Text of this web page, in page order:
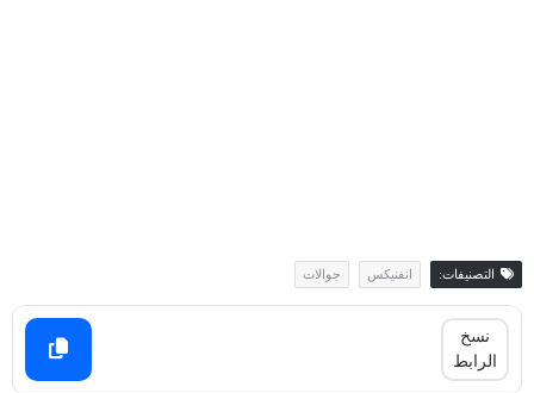
التصنيفات: انفنيكس جوالات
نسخ
الرابط